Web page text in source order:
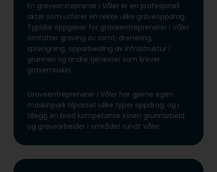
En graveentreprenør i Våler er en profesjonell
aktør som utfører en rekke ulike graveoppdrag.
Typiske oppgaver for graveentreprenører i Våler
omfatter graving av tomt, drenering,
sprengning, opparbeiding av infrastruktur i
grunnen og andre tjenester som krever
gravemaskin.
Graveentreprenører i Våler har gjerne egen
maskinpark tilpasset ulike typer oppdrag, og i
tillegg en bred kompetanse innen grunnarbeid
og gravearbeider i området rundt Våler.